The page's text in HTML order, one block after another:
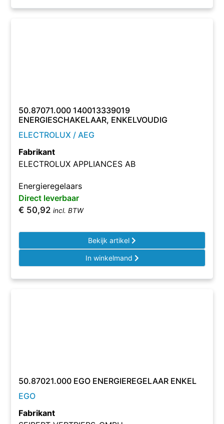
50.87071.000 140013339019
ENERGIESCHAKELAAR, ENKELVOUDIG
ELECTROLUX / AEG
Fabrikant
ELECTROLUX APPLIANCES AB
Energieregelaars
Direct leverbaar
€ 50,92 incl. BTW
Bekijk artikel
In winkelmand
50.87021.000 EGO ENERGIEREGELAAR ENKEL
EGO
Fabrikant